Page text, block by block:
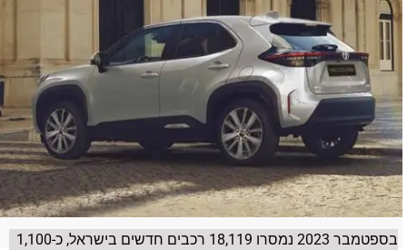
טויוטה יאריס קרוס
בספטמבר 2023 נמסרו 18,119 רכבים חדשים בישראל, כ-1,100